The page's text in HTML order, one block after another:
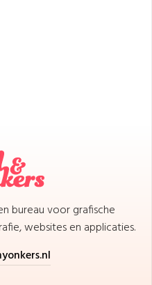
bureau voor grafische
websites en applicaties.